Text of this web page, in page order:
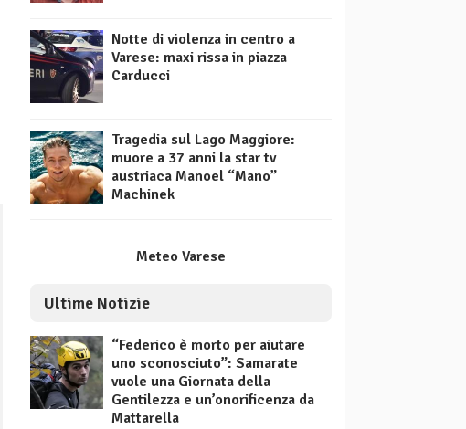
Notte di violenza in centro a
Varese: maxi rissa in piazza
Carducci
Tragedia sul Lago Maggiore:
muore a 37 anni la star tv
austriaca Manoel “Mano”
Machinek
Meteo Varese
Ultime Notizie
“Federico è morto per aiutare
uno sconosciuto”: Samarate
vuole una Giornata della
Gentilezza e un’onorificenza da
Mattarella